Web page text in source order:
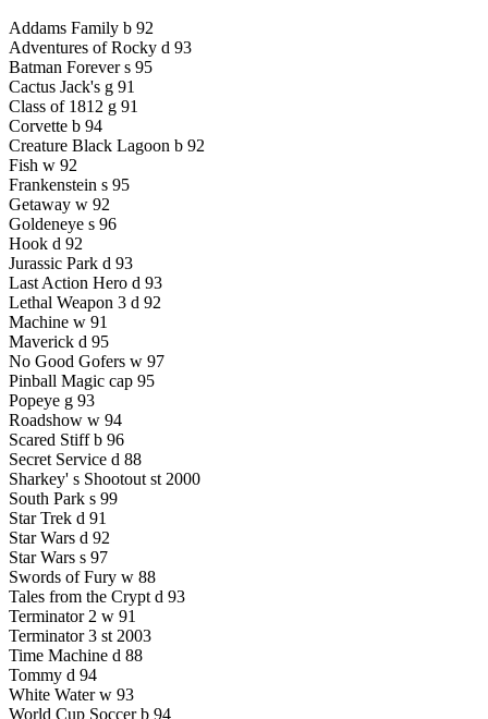
Addams Family b 92
Adventures of Rocky d 93
Batman Forever s 95
Cactus Jack's g 91
Class of 1812 g 91
Corvette b 94
Creature Black Lagoon b 92
Fish w 92
Frankenstein s 95
Getaway w 92
Goldeneye s 96
Hook d 92
Jurassic Park d 93
Last Action Hero d 93
Lethal Weapon 3 d 92
Machine w 91
Maverick d 95
No Good Gofers w 97
Pinball Magic cap 95
Popeye g 93
Roadshow w 94
Scared Stiff b 96
Secret Service d 88
Sharkey' s Shootout st 2000
South Park s 99
Star Trek d 91
Star Wars d 92
Star Wars s 97
Swords of Fury w 88
Tales from the Crypt d 93
Terminator 2 w 91
Terminator 3 st 2003
Time Machine d 88
Tommy d 94
White Water w 93
World Cup Soccer b 94